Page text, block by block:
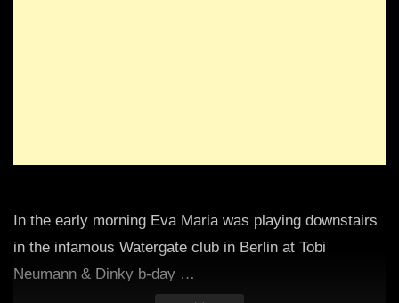
In the early morning Eva Maria was playing downstairs
in the infamous Watergate club in Berlin at Tobi
Neumann & Dinky b-day …